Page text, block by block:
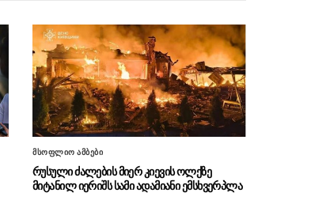
ჯარს და ქართველ ჯარისკაცს ომის დანაშაული
არ ჩაუდენია
08.08 - 12:05“როდესაც ხელოვნურად
ცდილობ გააღვივო რუსოფობია ქვეყანაში, ეს
ნიშნავს იმას რომ საკუთარ ქვეყანას უწყობ
პროვოკაციას”
08.08 - 12:02
“რუსეთმა განახორციელა
საქართველოს ტერიტორიების 20%-ის
ოკუპაცია და სააკაშვილის და „ნაცმოძრაობის“
მსოფლიო ამბები
რუსული ძალების მიერ კიევის ოლქზე
მიტანილ იერიშს სამი ადამიანი ემსხვერპლა